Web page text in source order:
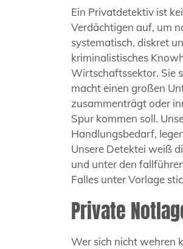
Ein Privatdetektiv ist
Verdächtigen auf, um
systematisch, diskret
kriminalistisches
Wirtschaftssektor. Sie
macht einen großen
zusammenträgt oder
Spur kommen soll.
Handlungsbedarf,
Unsere Detektei weiß
und unter den
Falles unter Vorlage
Private
Wer sich nicht wehren